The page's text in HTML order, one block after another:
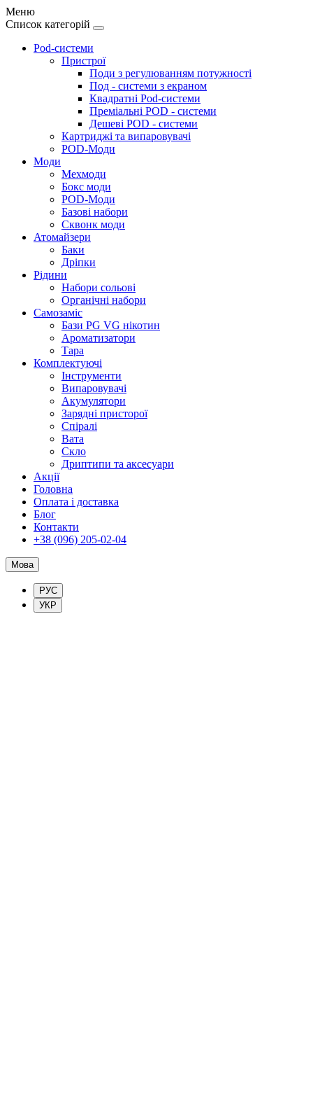
Меню
Список категорій
Pod-системи
Пристрої
Поди з регулюванням потужності
Под - системи з екраном
Квадратні Pod-системи
Преміальні POD - системи
Дешеві POD - системи
Картриджі та випаровувачі
POD-Моди
Моди
Мехмоди
Бокс моди
POD-Моди
Базові набори
Сквонк моди
Атомайзери
Баки
Дріпки
Рідини
Набори сольові
Органічні набори
Самозаміс
Бази PG VG нікотин
Ароматизатори
Тара
Комплектуючі
Інструменти
Випаровувачі
Акумулятори
Зарядні присторої
Спіралі
Вата
Скло
Дриптипи та аксесуари
Акції
Головна
Оплата і доставка
Блог
Контакти
+38 (096) 205-02-04
Мова
РУС
УКР